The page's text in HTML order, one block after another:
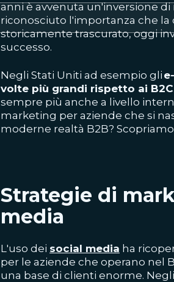
anni è avvenuta un'inversione
riconosciuto l'importanza che
storicamente trascurato, oggi
successo.
Negli Stati Uniti ad esempio gli
volte più grandi rispetto ai B2C
sempre più anche a livello
marketing per aziende che si
moderne realtà B2B?
Strategie di
media
L'uso dei social media ha
per le aziende che operano nel
una base di clienti enorme.